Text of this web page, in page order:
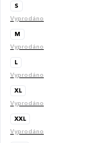
S
Vyprodáno
M
Vyprodáno
L
Vyprodáno
XL
Vyprodáno
XXL
Vyprodáno